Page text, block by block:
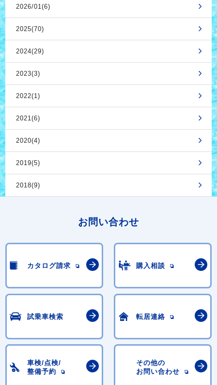
2026/01(6)
2025(70)
2024(29)
2023(3)
2022(1)
2021(6)
2020(4)
2019(5)
2018(9)
お問い合わせ
カタログ請求 購入相談
試乗車検索 転居連絡
車検/点検/
整備予約
その他の
お問い合わせ